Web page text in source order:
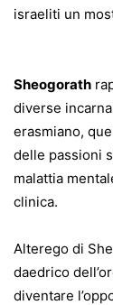
israeliti un
Sheogorath
diverse
erasmiano,
delle passioni
malattia
clinica.
Alterego di
daedrico
diventare